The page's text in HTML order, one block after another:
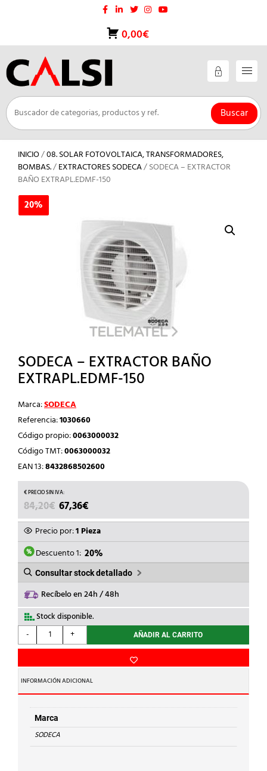
0,00€
Buscar
INICIO/08. SOLAR FOTOVOLTAICA, TRANSFORMADORES,
BOMBAS./EXTRACTORES SODECA/ SODECA – EXTRACTOR
BAÑO EXTRAPL.EDMF-150
20%
SODECA – EXTRACTOR BAÑO
EXTRAPL.EDMF-150
Marca:SODECA
Referencia:1030660
Código propio:0063000032
Código TMT:0063000032
EAN 13:8432868502600
84,20€ EL
PRECIO
ORIGINAL
ERA:
84,20€.
67,36€
PRECIO
ACTUAL
ES:
67,36€.
Precio por:1 Pieza
Descuento 1: 20%
Consultar stock detallado
Recíbelo en 24h / 48h
Stock disponible.
-
SODECA
-
BAÑO
EXTRAPL.EDMF-
150
cantidad
+ AÑADIR AL CARRITO
INFORMACIÓN ADICIONAL
Marca
SODECA
20%